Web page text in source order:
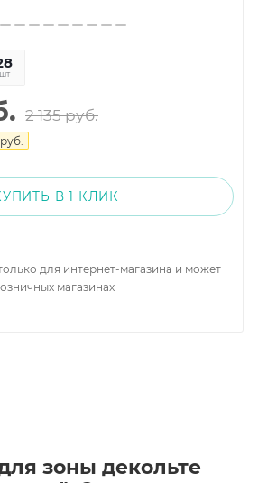
шт
2 135руб.
руб.
В 1 КЛИК
для интернет-магазина и может
магазинах
зоны декольте